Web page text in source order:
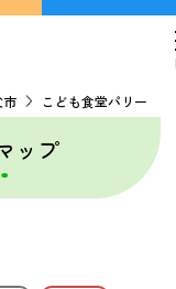
こども食堂パリー
ップ